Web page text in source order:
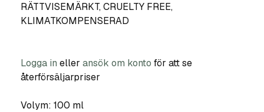
RÄTTVISEMÄRKT, CRUELTY FREE,
KLIMATKOMPENSERAD
Logga in eller ansök om konto för att se
återförsäljarpriser
Volym: 100 ml